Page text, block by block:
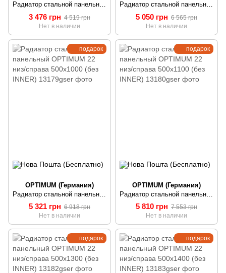
Радиатор стальной панельный OPTIMUM 22 низ/справа 500x500 (без INNER)
3 476 грн 4 519 грн
Нет в наличии
Радиатор стальной панельный OPTIMUM 22 низ/справа 500x900 (без INNER)
5 050 грн 6 565 грн
Нет в наличии
подарок
OPTIMUM (Германия)
5 321 грн 6 918 грн
Нет в наличии
подарок
OPTIMUM (Германия)
5 810 грн 7 553 грн
Нет в наличии
подарок подарок